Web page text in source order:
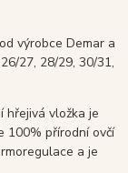
výrobce Demar a
27, 28/29, 30/31,
hřejivá vložka je
100% přírodní ovčí
a je